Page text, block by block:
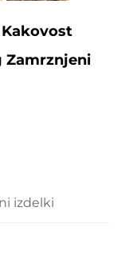
Zamrznjeni
izdelki